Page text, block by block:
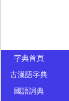
字典首頁
古漢語字典
國語詞典